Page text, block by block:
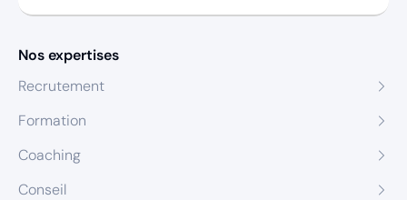
Nos expertises
Recrutement
Formation
Coaching
Conseil